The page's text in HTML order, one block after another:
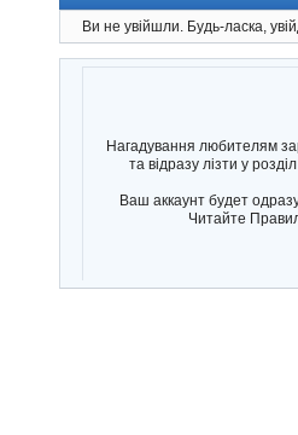
Ви не увійшли. Будь-ласка,
Нагадування любителям
та відразу лізти у
Ваш аккаунт будет
Читайте